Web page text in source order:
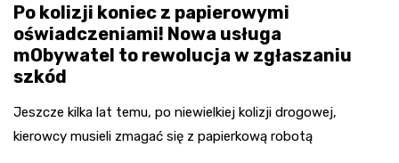
Po kolizji koniec z papierowymi
oświadczeniami! Nowa usługa
mObywatel to rewolucja w zgłaszaniu
szkód
Jeszcze kilka lat temu, po niewielkiej kolizji drogowej,
kierowcy musieli zmagać się z papierkową robotą